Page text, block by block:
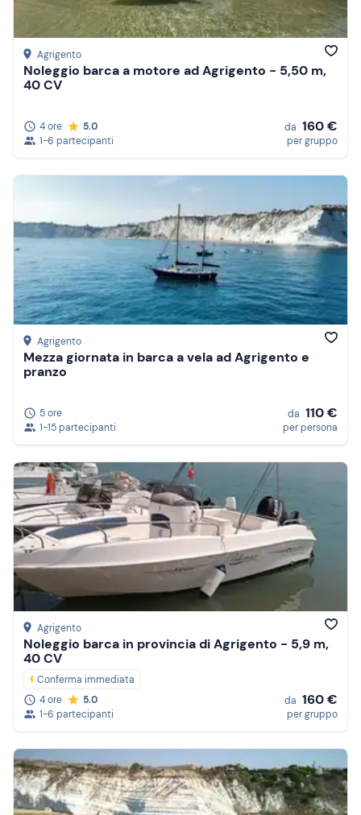
Agrigento
Noleggio barca a motore ad Agrigento - 5,50 m,
40 CV
4 ore
5.0
1-6 partecipanti
da 160 €
per gruppo
Agrigento
Mezza giornata in barca a vela ad Agrigento e
pranzo
5 ore
1-15 partecipanti
da 110 €
per persona
Agrigento
Noleggio barca in provincia di Agrigento - 5,9 m,
40 CV
Conferma immediata
4 ore
5.0
1-6 partecipanti
da 160 €
per gruppo